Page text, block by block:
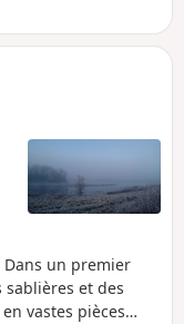
sources
on peut déjà voir
par le
l’Yonne pour
contournerez le
et son moulin,
du village après
Clément.
Dans un premier
sablières et des
vastes pièces